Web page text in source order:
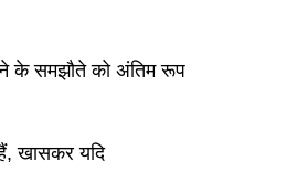
के समझौते को अंतिम रूप
खासकर यदि